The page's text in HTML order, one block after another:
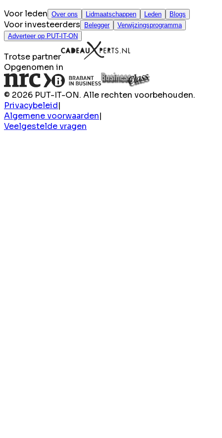
Voor leden Over ons Lidmaatschappen Leden Blogs
Voor investeerders Belegger
Verwijzingsprogramma
Adverteer op PUT-IT-ON
Trotse partner
Opgenomen in
© 2026 PUT-IT-ON. Alle rechten voorbehouden.
Privacybeleid|
Algemene voorwaarden|
Veelgestelde vragen